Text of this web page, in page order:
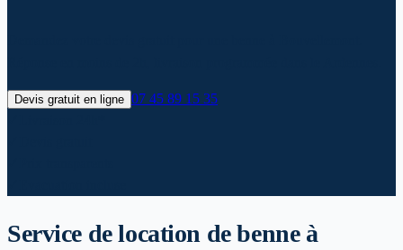
Devis gratuit en ligne 07 45 89 15 35
Service de location de benne à